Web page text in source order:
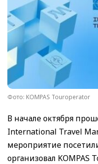
Фото: KOMPAS Touroperator
В начале октября
International Travel
мероприятие
организовал KOMPAS